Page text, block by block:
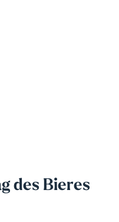
des Bieres